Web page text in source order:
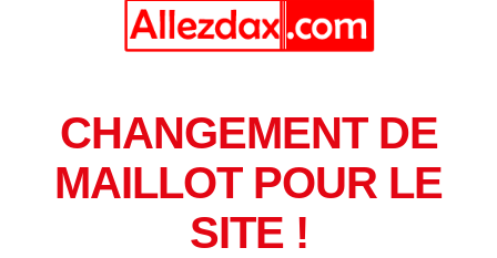
CHANGEMENT DE
MAILLOT POUR LE
SITE !